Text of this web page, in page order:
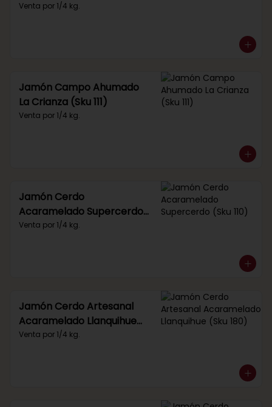
Venta por 1/4 kg.
Jamón Campo Ahumado
La Crianza (Sku 111)
Venta por 1/4 kg.
Jamón Cerdo
Acaramelado Supercerdo
(Sku 110)
Venta por 1/4 kg.
Jamón Cerdo Artesanal
Acaramelado Llanquihue
(Sku 180)
Venta por 1/4 kg.